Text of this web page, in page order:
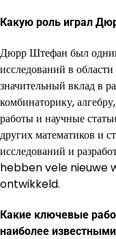
Какую роль играл
Дюрр Штефан был
исследований в
значительный вклад в
комбинаторику,
работы и научные
других математиков и
исследований и
hebben vele nieuwe
ontwikkeld.
Какие ключевые
наиболее